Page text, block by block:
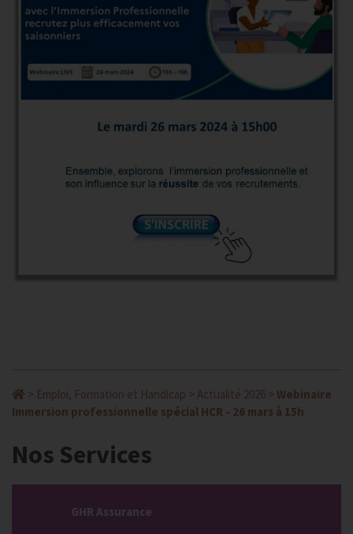
> Emploi, Formation et Handicap > Actualité 2026 > Webinaire
Immersion professionnelle spécial HCR - 26 mars à 15h
Nos Services
GHR Assurance